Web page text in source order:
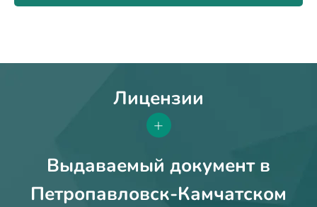
Лицензии
+
Выдаваемый документ в
Петропавловск-Камчатском